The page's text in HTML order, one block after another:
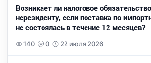
Возникает ли налоговое
нерезиденту, если поставка по
не состоялась в течение 12 месяцев?
140 0 22 июля 2026